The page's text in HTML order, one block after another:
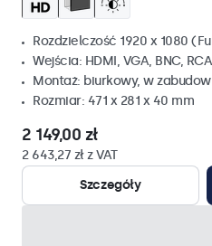
Rozdzielczość 1920 x 1080
Wejścia: HDMI, VGA, BNC, RCA
Montaż: biurkowy, w
Rozmiar: 471 x 281 x 40 mm
2 149,00 zł
2 643,27 zł z VAT
Szczegóły